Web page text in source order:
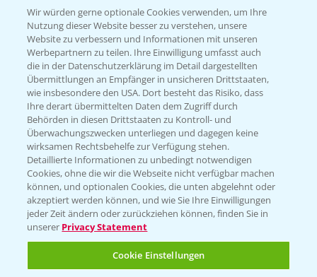
Hilfe in Notfällen
T.+49 (0)214/30-20220
Folgen Sie uns
Wir würden gerne optionale Cookies verwenden, um Ihre
Nutzung dieser Website besser zu verstehen, unsere
Website zu verbessern und Informationen mit unseren
Werbepartnern zu teilen. Ihre Einwilligung umfasst auch
die in der Datenschutzerklärung im Detail dargestellten
Übermittlungen an Empfänger in unsicheren Drittstaaten,
wie insbesondere den USA. Dort besteht das Risiko, dass
Ihre derart übermittelten Daten dem Zugriff durch
Behörden in diesen Drittstaaten zu Kontroll- und
Überwachungszwecken unterliegen und dagegen keine
wirksamen Rechtsbehelfe zur Verfügung stehen.
Detaillierte Informationen zu unbedingt notwendigen
Cookies, ohne die wir die Webseite nicht verfügbar machen
können, und optionalen Cookies, die unten abgelehnt oder
akzeptiert werden können, und wie Sie Ihre Einwilligungen
jeder Zeit ändern oder zurückziehen können, finden Sie in
unserer Privacy Statement
Cookie Einstellungen